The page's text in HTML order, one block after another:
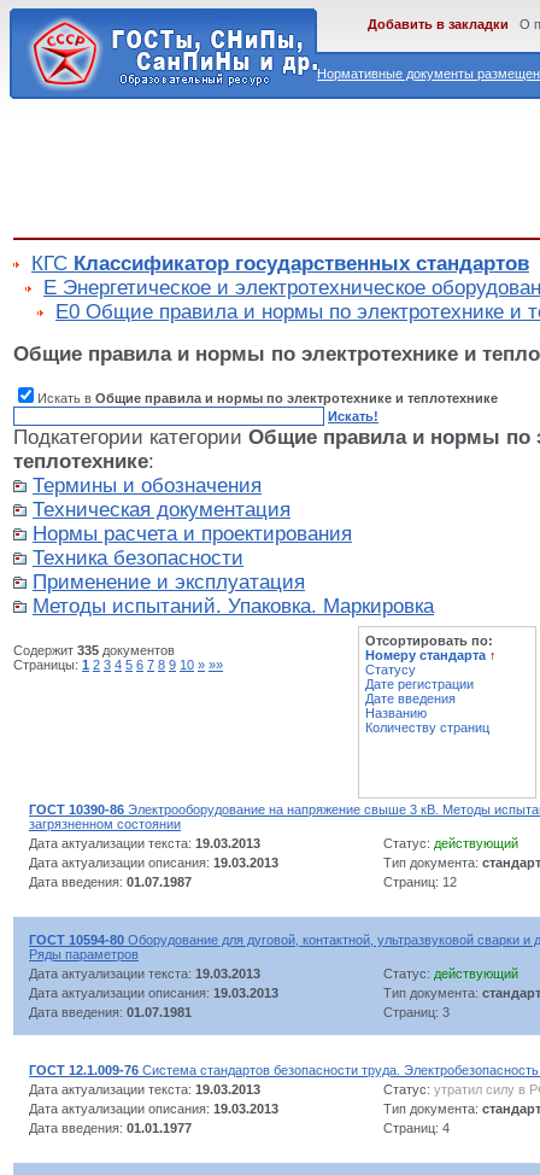
Нормативные документы
Добавить в закладки О
КГС Классификатор государственных стандартов
Е Энергетическое и электротехническое
Е0 Общие правила и нормы по электротехнике и
Общие правила и нормы по электротехнике и
Искать в Общие правила и нормы по электротехнике и теплотехнике
Искать!
Подкатегории категории Общие правила и нормы по
теплотехнике:
Термины и обозначения
Техническая документация
Нормы расчета и проектирования
Техника безопасности
Применение и эксплуатация
Методы испытаний. Упаковка. Маркировка
Содержит 335 документов
Страницы: 1 2 3 4 5 6 7 8 9 10 » »»
Отсортировать по:
Номеру стандарта ↑
Статусу
Дате регистрации
Дате введения
Названию
Количеству страниц
ГОСТ 10390-86 Электрооборудование на напряжение свыше 3 кВ. Методы
загрязненном состоянии
Дата актуализации текста: 19.03.2013 Статус: действующий
Дата актуализации описания: 19.03.2013 Тип документа: стандарт
Дата введения: 01.07.1987 Страниц: 12
ГОСТ 10594-80 Оборудование для дуговой, контактной, ультразвуковой сварки и
Ряды параметров
Дата актуализации текста: 19.03.2013 Статус: действующий
Дата актуализации описания: 19.03.2013 Тип документа: стандарт
Дата введения: 01.07.1981 Страниц: 3
ГОСТ 12.1.009-76 Система стандартов безопасности труда.
Дата актуализации текста: 19.03.2013 Статус: утратил силу в
Дата актуализации описания: 19.03.2013 Тип документа: стандарт
Дата введения: 01.01.1977 Страниц: 4